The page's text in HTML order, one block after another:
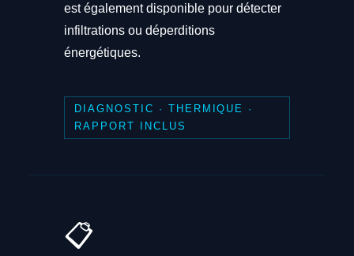
est également disponible pour détecter
infiltrations ou déperditions
énergétiques.
DIAGNOSTIC · THERMIQUE ·
RAPPORT INCLUS
📋